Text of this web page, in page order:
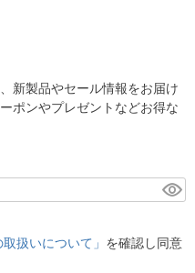
新製品やセール情報をお届け
ポンやプレゼントなどお得な
扱いについて」 を確認し同意